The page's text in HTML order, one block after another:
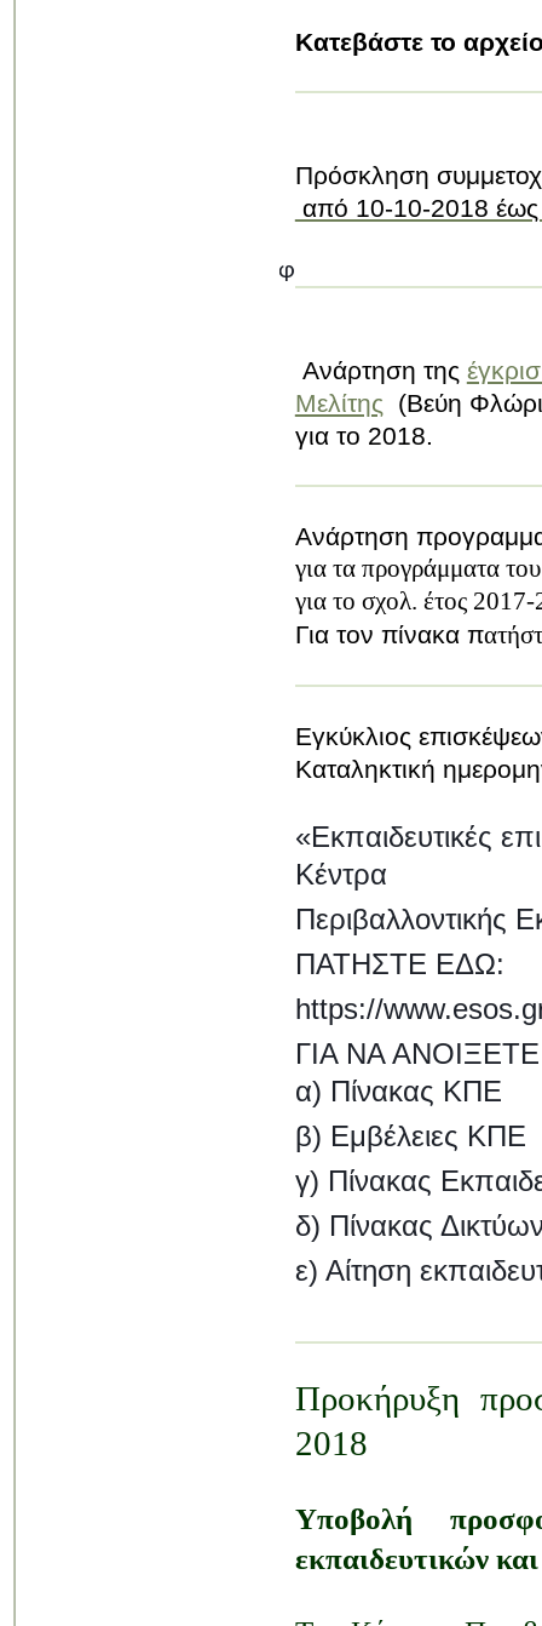
Κατεβάστε το
Πρόσκληση
από 10-10-2018
Σύμφ
Ανάρτηση της
Μελίτης (Βεύη
για το 2018.
Ανάρτηση
για τα προγράμματα
για το σχολ. έτος
Για τον πίνακα π
Εγκύκλιος
Καταληκτική
«Εκπαιδευτικές
Κέντρα
Περιβαλλοντικής
ΠΑΤΗΣΤΕ ΕΔΩ:
https://
ΓΙΑ ΝΑ
α) Πίνακας ΚΠΕ
β) Εμβέλειες ΚΠΕ
γ) Πίνακας
δ) Πίνακας
ε) Αίτηση
Προκήρυξη
2018
Υποβολή
εκπαιδευτικών